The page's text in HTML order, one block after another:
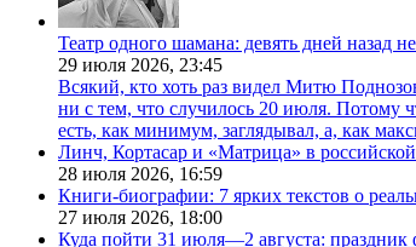
Театр одного шамана: девять дней назад
29 июля 2026, 23:45
Всякий, кто хоть раз видел Митю
ни с тем, что случилось 20 июля. Потому
есть, как минимум, заглядывал, а, как
Линч, Кортасар и «Матрица» в
28 июля 2026, 16:59
Книги-биографии: 7 ярких текстов о
27 июля 2026, 18:00
Куда пойти 31 июля—2 августа: